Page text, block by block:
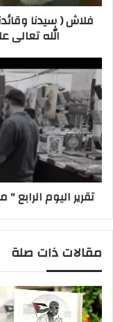
فلاش ( سيدنا
الله تعالى
تقرير اليوم
مقالات ذات صلة